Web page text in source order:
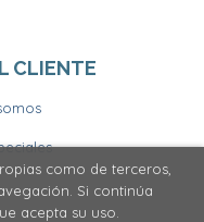
CLIENTE
como de terceros,
Si continúa
acepta su uso.